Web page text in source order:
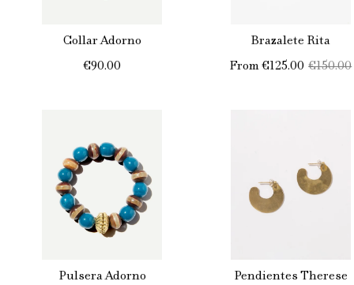
Collar Adorno
€90.00
Brazalete Rita
From€125.00 €150.00
Pulsera Adorno
Pendientes Therese